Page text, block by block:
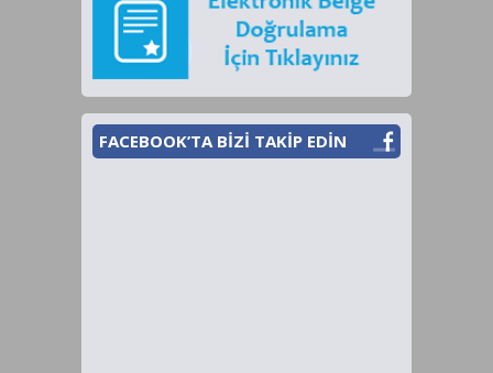
FACEBOOK’TA BİZİ TAKİP EDİN